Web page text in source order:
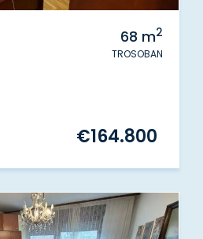
68 m2
TROSOBAN
€164.800